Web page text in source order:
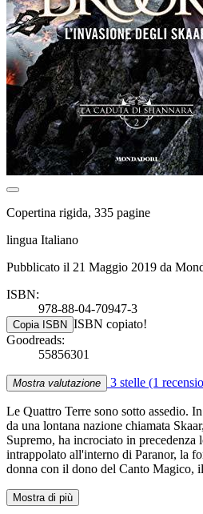
Copertina rigida, 335 pagine
lingua Italiano
Pubblicato il 21 Maggio 2019 da
ISBN:
978-88-04-70947-3
Copia ISBN ISBN copiato!
Goodreads:
55856301
Mostra valutazione 3 stelle (1
Le Quattro Terre sono sotto assedio.
da una lontana nazione chiamata
Supremo, ha incrociato in
intrappolato all'interno di Paranor, la
donna con il dono del Canto Magico,
Mostra di più